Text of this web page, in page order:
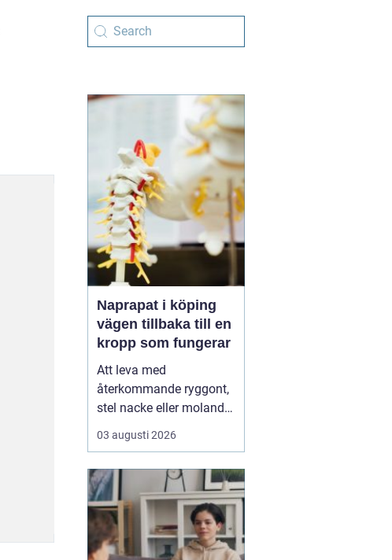
Naprapat i köping
vägen tillbaka till en
kropp som fungerar
Att leva med
återkommande ryggont,
stel nacke eller molande
värk i axlar och höfter
sliter på både ork och
länge innan de söker
hjälp, fast problemen
ofta går att påverka. En
naprapat i Köping kan
03 augusti 2026